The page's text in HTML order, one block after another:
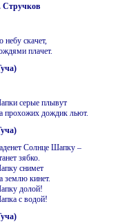
Стручков
небу скачет,
плачет.
серые плывут
прохожих дождик льют.
Солнце Шапку –
зябко.
снимет
землю кинет.
долой!
с водой!